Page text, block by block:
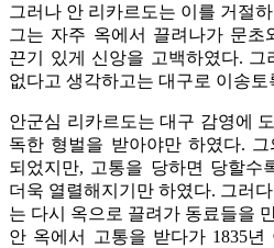
그러나 안 리카르도는 이를 거절
그는 자주 옥에서 끌려나가 문초
끈기 있게 신앙을 고백하였다.
없다고 생각하고는 대구로 이송토
안군심 리카르도는 대구 감영에
독한 형벌을 받아야만 하였다.
되었지만, 고통을 당하면 당할수
더욱 열렬해지기만 하였다. 그러
는 다시 옥으로 끌려가 동료들을
안 옥에서 고통을 받다가 1835